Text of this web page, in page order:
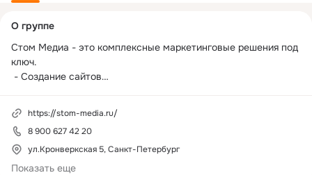
колонка
О группе
Стом Медиа - это комплексные маркетинговые решения под
ключ.
- Создание сайтов
- SEO-продвижение
- Медийная реклама
- Контекстная реклама
- Управление репутацией
- Таргетированная реклама
https://stom-media.ru/
8 900 627 42 20
ул.Кронверкская 5, Санкт-Петербург
Показать еще